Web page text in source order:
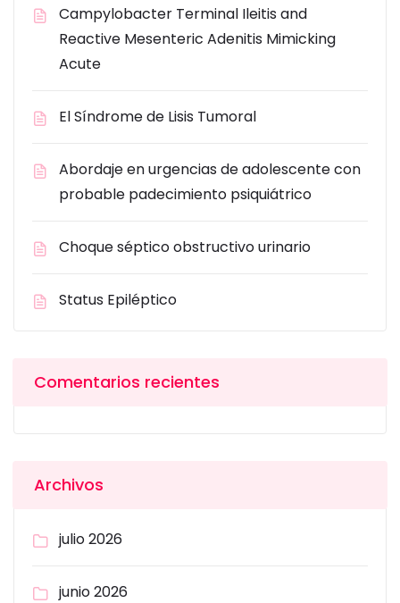
Campylobacter Terminal Ileitis and
Reactive Mesenteric Adenitis Mimicking
Acute
El Síndrome de Lisis Tumoral
Abordaje en urgencias de adolescente con
probable padecimiento psiquiátrico
Choque séptico obstructivo urinario
Status Epiléptico
Comentarios recientes
Archivos
julio 2026
junio 2026